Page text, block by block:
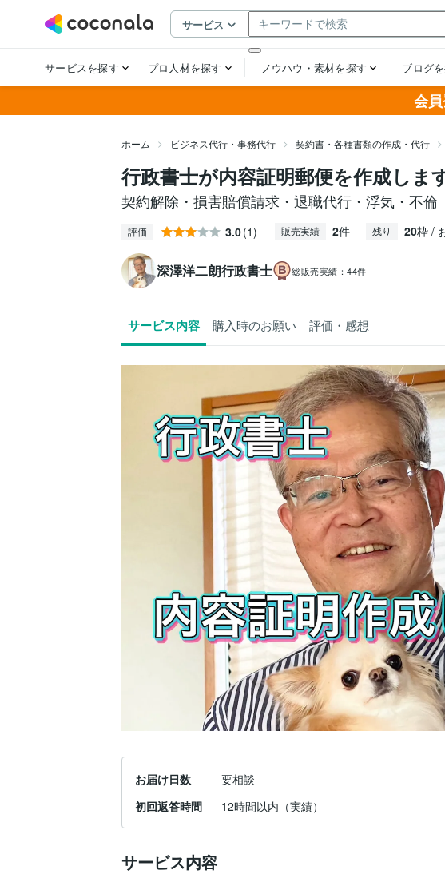
会
ホーム ビジネス代行・事務代行 契約書・各種書類の作成・代行
行政書士が内容証明郵便を作成しま
契約解除・損害賠償請求・退職代行・浮気・不倫
評価 3.0(1) 販売実績 2件 残り 20枠 /
深澤洋二朗行政書士 総販売実績：44件
サービス内容 購入時のお願い 評価・感想
お届け日数
要相談
初回返答時間
12時間以内（実績）
サービス内容